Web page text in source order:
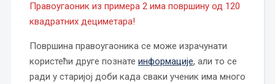
Правоугаоник из примера 2 има површину од 120
квадратних дециметара!
Површина правоугаоника се може израчунати
користећи друге познате информације, али то се
ради у старијој доби када сваки ученик има много